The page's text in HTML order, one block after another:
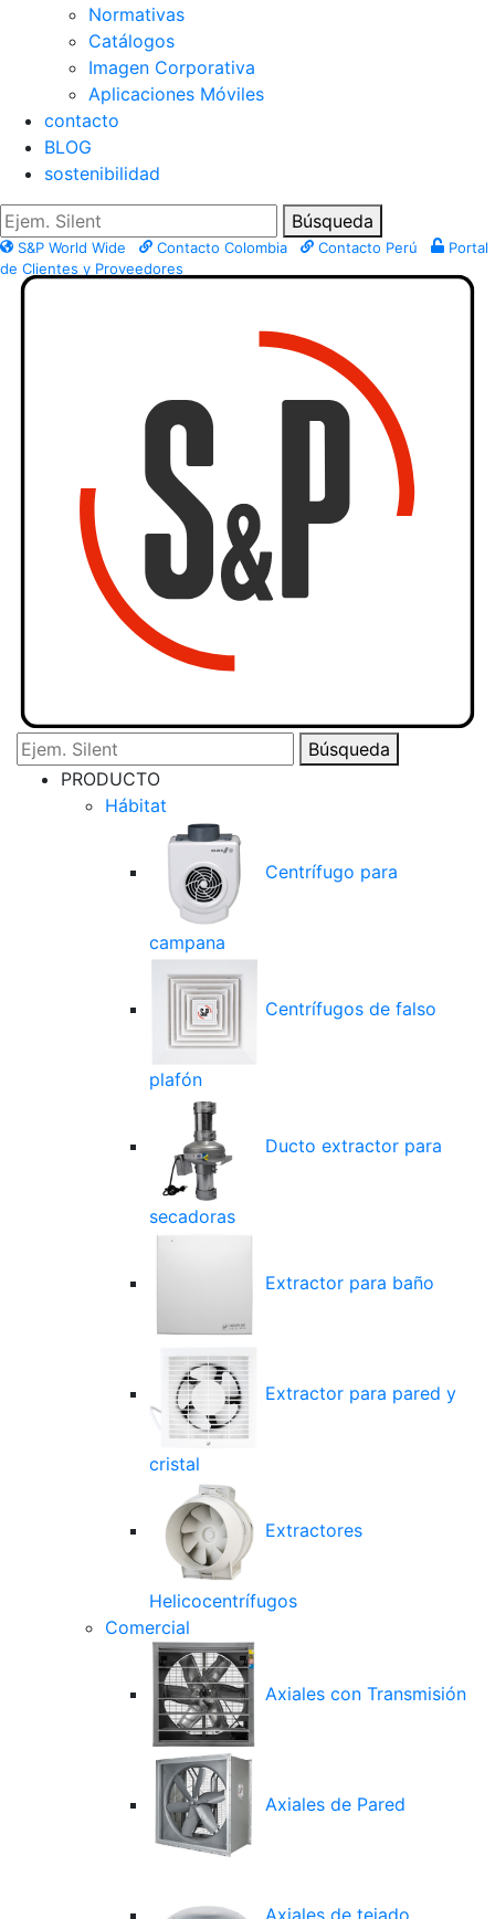
Normativas
Catálogos
Imagen Corporativa
Aplicaciones Móviles
contacto
BLOG
sostenibilidad
Búsqueda
S&P World Wide Contacto Colombia Contacto Perú
Portal
de Clientes y Proveedores
Búsqueda
PRODUCTO
Hábitat
Centrífugo para
campana
Centrífugos de falso
plafón
Ducto extractor para
secadoras
Extractor para baño
Extractor para pared y
cristal
Extractores
Helicocentrífugos
Comercial
Axiales con Transmisión
Axiales de Pared